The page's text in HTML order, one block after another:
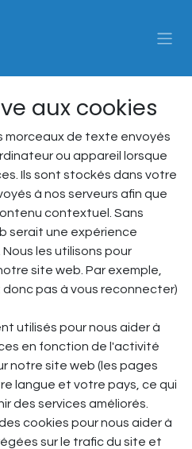
aux cookies
morceaux de texte envoyés
ou appareil lorsque
Ils sont stockés dans votre
à nos serveurs afin que
contextuel. Sans
serait une expérience
les utilisons pour
site web. Par exemple,
pas à vous reconnecter)
utilisés pour nous aider à
en fonction de l'activité
notre site web (les pages
langue et votre pays, ce qui
des services améliorés.
cookies pour nous aider à
sur le trafic du site et